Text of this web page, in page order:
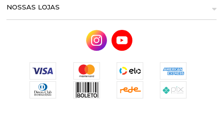
NOSSAS LOJAS